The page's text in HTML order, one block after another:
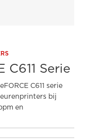
C611 Serie
C611 serie
bij
en